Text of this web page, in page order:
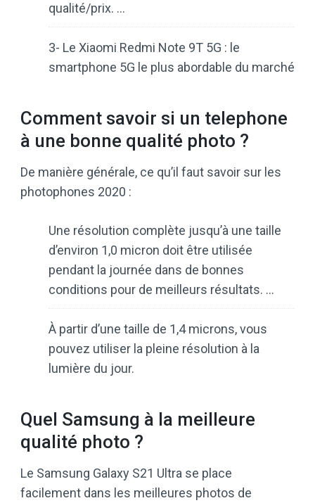
qualité/prix. …
3- Le Xiaomi Redmi Note 9T 5G : le
smartphone 5G le plus abordable du marché
Comment savoir si un telephone
à une bonne qualité photo ?
De manière générale, ce qu’il faut savoir sur les
photophones 2020 :
Une résolution complète jusqu’à une taille
d’environ 1,0 micron doit être utilisée
pendant la journée dans de bonnes
conditions pour de meilleurs résultats. …
À partir d’une taille de 1,4 microns, vous
pouvez utiliser la pleine résolution à la
lumière du jour.
Quel Samsung à la meilleure
qualité photo ?
Le Samsung Galaxy S21 Ultra se place
facilement dans les meilleures photos de